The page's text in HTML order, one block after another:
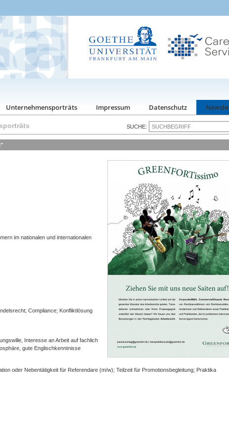
Unternehmensporträts Impressum Datenschutz
SUCHE:
im nationalen und internationalen
Compliance; Konfliktlösung
Interesse an Arbeit auf fachlich
gute Englischkenntnisse
oder Nebentätigkeit für Referendare (m/w); Teilzeit für Promotionsbegleitung; Praktika